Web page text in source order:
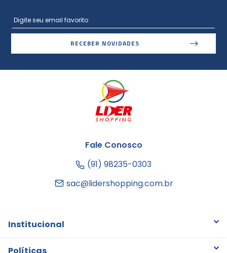
RECEBER NOVIDADES
Fale Conosco
(91) 98235-0303
sac@lidershopping.com.br
Institucional